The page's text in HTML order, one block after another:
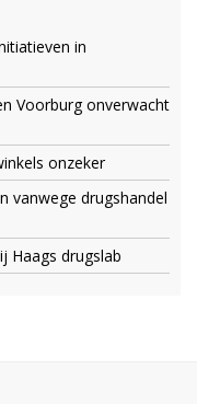
in
Voorburg onverwacht
onzeker
vanwege drugshandel
Haags drugslab